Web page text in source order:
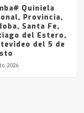
Quiniela
Provincia,
Santa Fe,
del Estero,
del 5 de
2026